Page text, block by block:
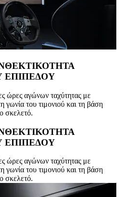
ΕΠΙΠΕΔΟΥ
ώρες αγώνων ταχύτητας με
γωνία του τιμονιού και τη βάση
σκελετό.
ΕΠΙΠΕΔΟΥ
ώρες αγώνων ταχύτητας με
γωνία του τιμονιού και τη βάση
σκελετό.